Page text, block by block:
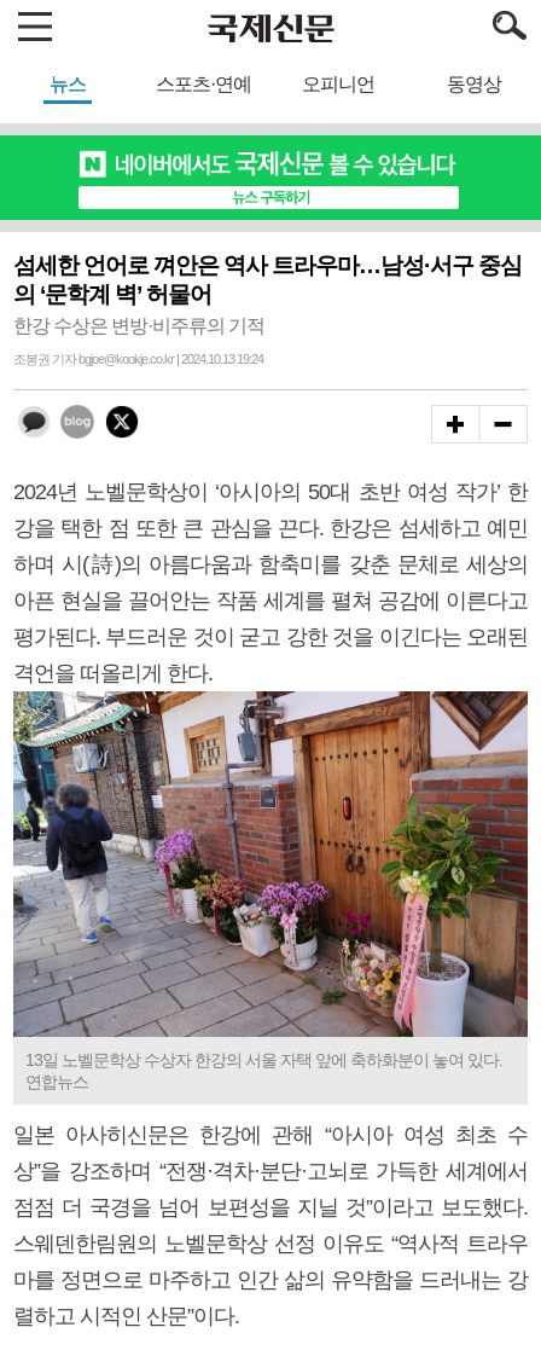
뉴스 스포츠·연예 오피니언 동영상
섬세한 언어로 껴안은 역사 트라우마…남성·서구 중심
의 ‘문학계 벽’ 허물어
한강 수상은 변방·비주류의 기적
조봉권 기자 bgjoe@kookje.co.kr | 2024.10.13 19:24
2024년 노벨문학상이 ‘아시아의 50대 초반 여성 작가’ 한
강을 택한 점 또한 큰 관심을 끈다. 한강은 섬세하고 예민
하며 시(詩)의 아름다움과 함축미를 갖춘 문체로 세상의
아픈 현실을 끌어안는 작품 세계를 펼쳐 공감에 이른다고
평가된다. 부드러운 것이 굳고 강한 것을 이긴다는 오래된
격언을 떠올리게 한다.
13일 노벨문학상 수상자 한강의 서울 자택 앞에 축하화분이 놓여 있다.
연합뉴스
일본 아사히신문은 한강에 관해 “아시아 여성 최초 수
상”을 강조하며 “전쟁·격차·분단·고뇌로 가득한 세계에서
점점 더 국경을 넘어 보편성을 지닐 것”이라고 보도했다.
스웨덴한림원의 노벨문학상 선정 이유도 “역사적 트라우
마를 정면으로 마주하고 인간 삶의 유약함을 드러내는 강
렬하고 시적인 산문”이다.